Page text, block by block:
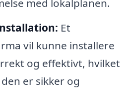
med lokalplanen.
Et
vil kunne installere
og effektivt, hvilket
er sikker og